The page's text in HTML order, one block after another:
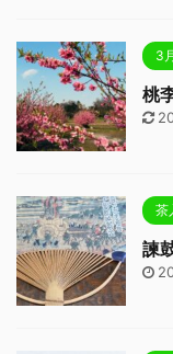
3
桃
茶
諫